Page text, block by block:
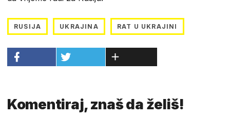
RUSIJA UKRAJINA RAT U UKRAJINI
Komentiraj, znaš da želiš!